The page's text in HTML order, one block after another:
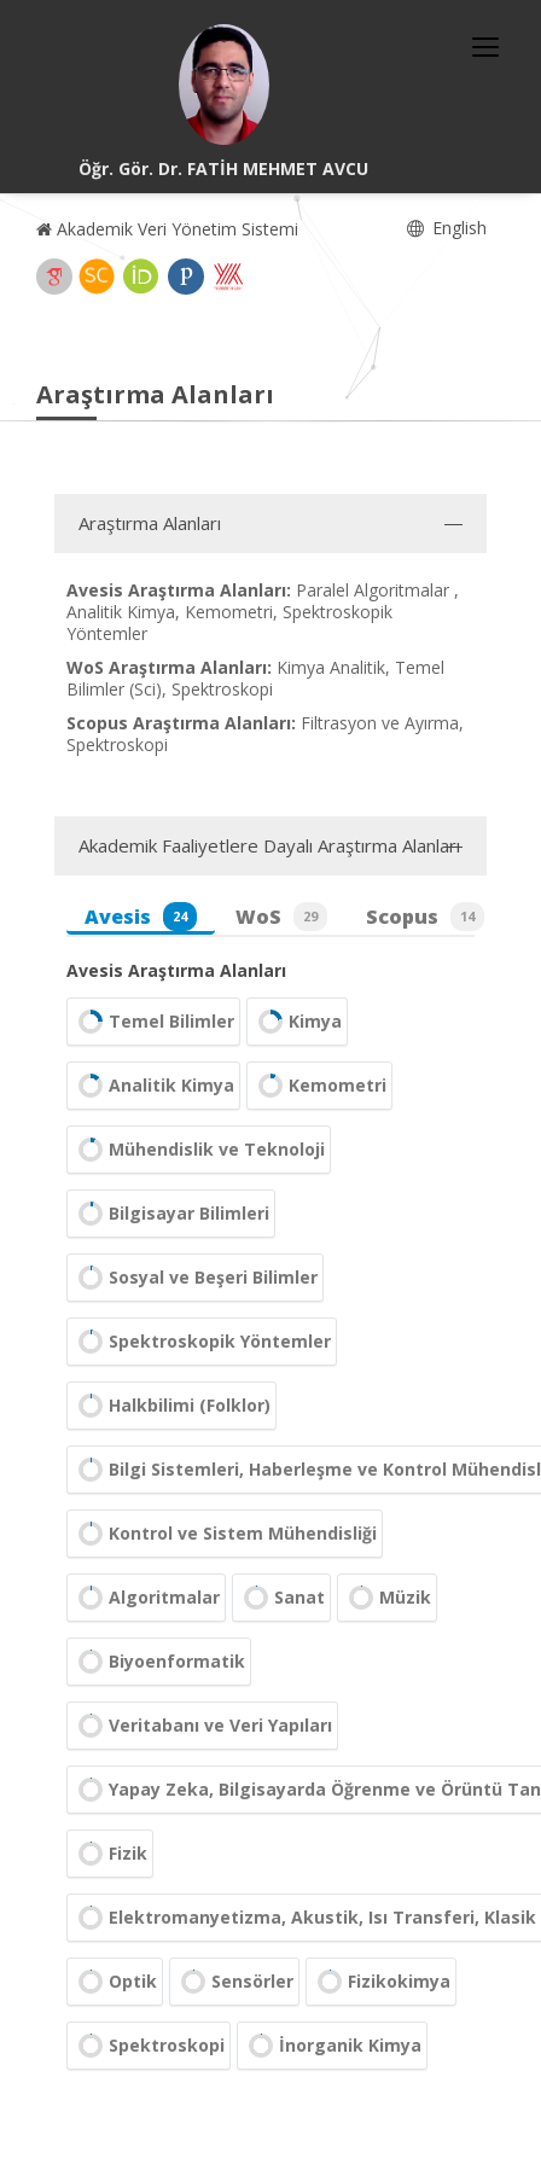
Öğr. Gör. Dr. FATİH MEHMET AVCU
Akademik Veri Yönetim Sistemi English
Araştırma Alanları
Araştırma Alanları
Avesis Araştırma Alanları: Paralel Algoritmalar ,
Analitik Kimya, Kemometri, Spektroskopik
Yöntemler
WoS Araştırma Alanları: Kimya Analitik, Temel
Bilimler (Sci), Spektroskopi
Scopus Araştırma Alanları: Filtrasyon ve Ayırma,
Spektroskopi
Akademik Faaliyetlere Dayalı Araştırma Alanları
Avesis 24 WoS 29 Scopus 14
Avesis Araştırma Alanları
Temel Bilimler Kimya
Analitik Kimya Kemometri
Mühendislik ve Teknoloji
Bilgisayar Bilimleri
Sosyal ve Beşeri Bilimler
Spektroskopik Yöntemler
Halkbilimi (Folklor)
Bilgi Sistemleri, Haberleşme ve Kontrol
Kontrol ve Sistem Mühendisliği
Algoritmalar Sanat Müzik
Biyoenformatik
Veritabanı ve Veri Yapıları
Yapay Zeka, Bilgisayarda Öğrenme ve Örüntü
Fizik
Elektromanyetizma, Akustik, Isı Transferi,
Optik Sensörler Fizikokimya
Spektroskopi İnorganik Kimya